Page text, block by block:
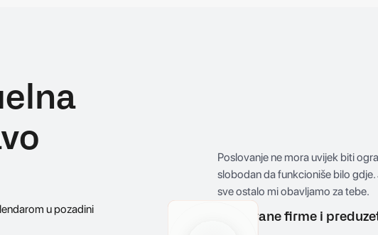
Poslovanje ne mora uvijek biti
slobodan da funkcioniše bilo
sve ostalo mi obavljamo za tebe.
Strane firme i